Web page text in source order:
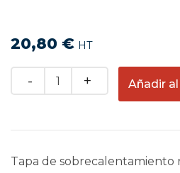
20,80 € HT
Quantity
Añadir
Tapa de sobrecalentamiento